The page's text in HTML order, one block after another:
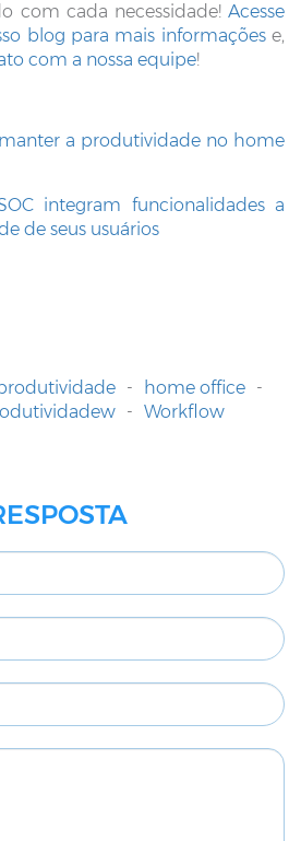
com cada necessidade! Acesse
blog para mais informaçõese,
com a nossa equipe!
a produtividade no home
integram funcionalidades a
de seus usuários
- home office -
- Workflow